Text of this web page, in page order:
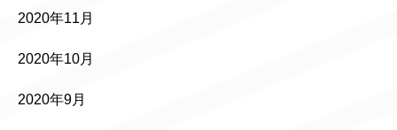
2020年11月
2020年10月
2020年9月